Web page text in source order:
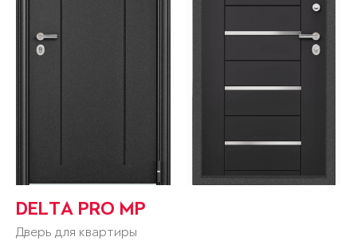
DELTA PRO MP
Дверь для квартиры